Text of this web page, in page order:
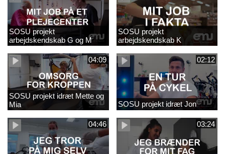
SOSU projekt
arbejdskendskab G og M
SOSU projekt
arbejdskendskab K
04:09
SOSU projekt idræt Mette og
Mia
02:12
SOSU projekt idræt Jon
04:46 03:24